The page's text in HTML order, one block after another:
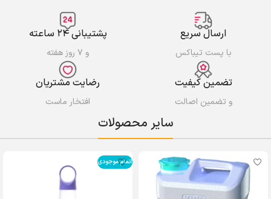
ارسال سریع
با پست تیباکس
پشتیبانی ۲۴ ساعته
و ۷ روز هفته
تضمین کیفیت
و تضمین اصالت
رضایت مشتریان
افتخار ماست
سایر محصولات
اتمام موجودی